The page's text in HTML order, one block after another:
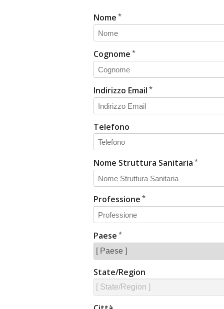
Nome
Cognome
Indirizzo Email
Telefono
Nome Struttura Sanitaria
Professione
Paese
State/Region